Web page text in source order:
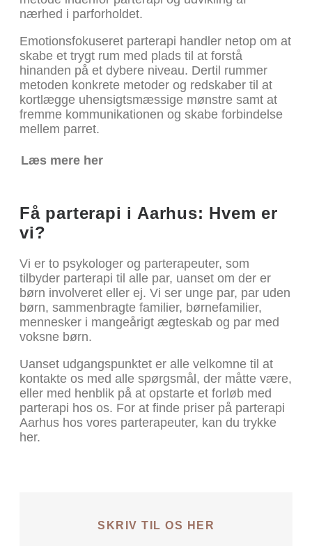
nærhed i parforholdet.
Emotionsfokuseret parterapi handler netop om at
skabe et trygt rum med plads til at forstå
hinanden på et dybere niveau. Dertil rummer
metoden konkrete metoder og redskaber til at
kortlægge uhensigtsmæssige mønstre samt at
fremme kommunikationen og skabe forbindelse
mellem parret.
Læs mere her
Få parterapi i Aarhus: Hvem er
vi?
Vi er to psykologer og parterapeuter, som
tilbyder parterapi til alle par, uanset om der er
børn involveret eller ej. Vi ser unge par, par uden
børn, sammenbragte familier, børnefamilier,
mennesker i mangeårigt ægteskab og par med
voksne børn.
Uanset udgangspunktet er alle velkomne til at
kontakte os med alle spørgsmål, der måtte være,
eller med henblik på at opstarte et forløb med
parterapi hos os. For at finde priser på parterapi
Aarhus hos vores parterapeuter, kan du trykke
her.
SKRIV TIL OS HER